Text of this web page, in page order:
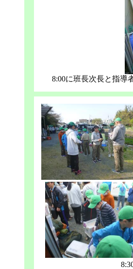
8:00に班長次長と指導